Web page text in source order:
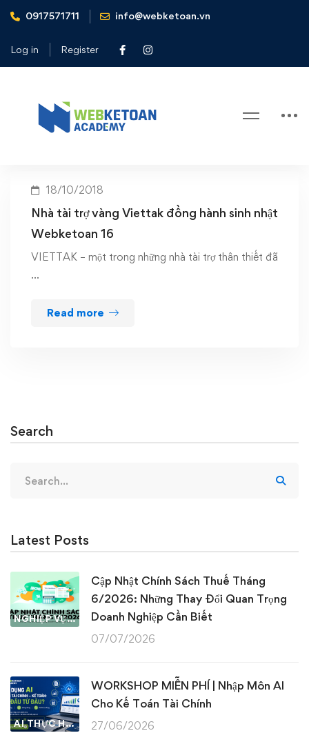
0917571711 info@webketoan.vn
Log in Register
Home Viettak; Nhà tài trợ vàng sinh nhật Webketoan 16
Tag: Viettak; Nhà tài trợ vàng sinh
18/10/2018
Nhà tài trợ vàng Viettak đồng hành sinh nhật
Webketoan 16
VIETTAK – một trong những nhà tài trợ thân thiết đã
…
Read more
Search
for:
Latest Posts
NGHIỆP VỤ KẾ TOÁN & THUẾ
Cập Nhật Chính Sách Thuế Tháng
6/2026: Những Thay Đổi Quan Trọng
Doanh Nghiệp Cần Biết
07/07/2026
AI THỰC HÀNH
WORKSHOP MIỄN PHÍ | Nhập Môn AI
Cho Kế Toán Tài Chính
27/06/2026